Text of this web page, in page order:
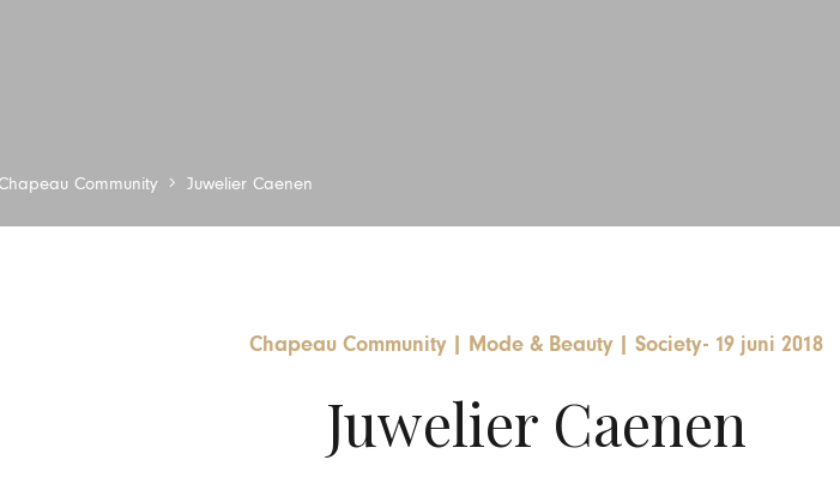
Community Juwelier Caenen
Chapeau Community | Mode & Beauty | Society- 19 juni 2018
Juwelier Caenen